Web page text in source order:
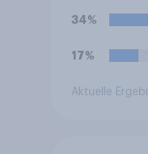
34%
17%
Aktuelle